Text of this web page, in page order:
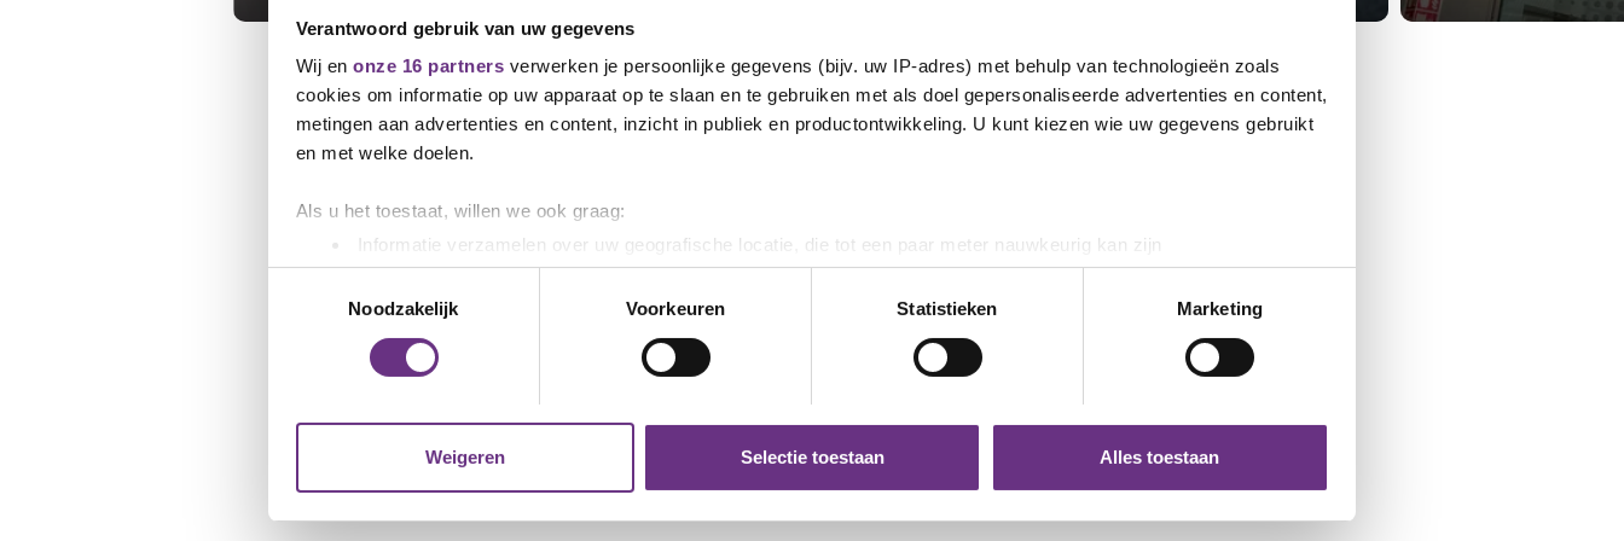
Verantwoord gebruik van uw gegevens
Wij en onze 16 partners verwerken je persoonlijke gegevens (bijv. uw IP-adres) met behulp van technologieën zoals
cookies om informatie op uw apparaat op te slaan en te gebruiken met als doel gepersonaliseerde advertenties en content,
metingen aan advertenties en content, inzicht in publiek en productontwikkeling. U kunt kiezen wie uw gegevens gebruikt
en met welke doelen.
Als u het toestaat, willen we ook graag:
Informatie verzamelen over uw geografische locatie, die tot een paar meter nauwkeurig kan zijn
Uw apparaat identificeren door het actief te scannen op specifieke eigenschappen (fingerprinting)
Lees meer over hoe uw persoonlijke gegevens worden verwerkt en stel uw voorkeuren in het
detailgedeeltein. U kunt uw
toestemming op elk moment wijzigen of intrekken in de Cookieverklaring.
websiteverkeer te analyseren. Ook delen we informatie over uw gebruik van onze site met onze partners voor social
media, adverteren en analyse. Deze partners kunnen deze gegevens combineren met andere informatie die u aan ze heeft
Noodzakelijk
Voorkeuren Statistieken Marketing
Weigeren Selectie toestaan Alles toestaan